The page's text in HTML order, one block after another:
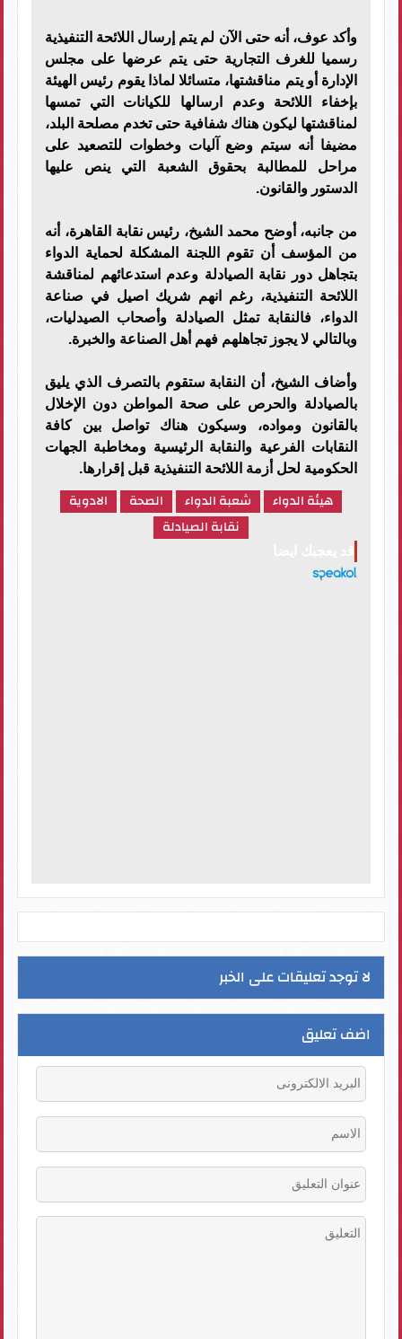
وأكد عوف، أنه حتى الآن لم يتم إرسال اللائحة التنفيذية
رسميا للغرف التجارية حتى يتم عرضها على مجلس
الإدارة أو يتم مناقشتها، متسائلا لماذا يقوم رئيس الهيئة
بإخفاء اللائحة وعدم ارسالها للكيانات التي تمسها
لمناقشتها ليكون هناك شفافية حتى تخدم مصلحة البلد،
مضيفا أنه سيتم وضع آليات وخطوات للتصعيد على
مراحل للمطالبة بحقوق الشعبة التي ينص عليها
الدستور والقانون.
من جانبه، أوضح محمد الشيخ، رئيس نقابة القاهرة، أنه
من المؤسف أن تقوم اللجنة المشكلة لحماية الدواء
بتجاهل دور نقابة الصيادلة وعدم استدعائهم لمناقشة
اللائحة التنفيذية، رغم انهم شريك اصيل في صناعة
الدواء، فالنقابة تمثل الصيادلة وأصحاب الصيدليات،
وبالتالي لا يجوز تجاهلهم فهم أهل الصناعة والخبرة.
وأضاف الشيخ، أن النقابة ستقوم بالتصرف الذي يليق
بالصيادلة والحرص على صحة المواطن دون الإخلال
بالقانون ومواده، وسيكون هناك تواصل بين كافة
النقابات الفرعية والنقابة الرئيسية ومخاطبة الجهات
الحكومية لحل أزمة اللائحة التنفيذية قبل إقرارها.
هيئة الدواء شعبة الدواء الصحة
الادوية
نقابة الصيادلة
لا توجد تعليقات على الخبر
اضف تعليق